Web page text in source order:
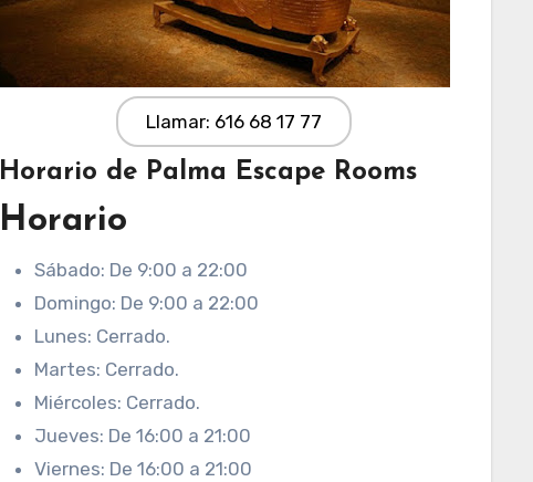
Llamar: 616 68 17 77
Horario de Palma Escape Rooms
Horario
Sábado: De 9:00 a 22:00
Domingo: De 9:00 a 22:00
Lunes: Cerrado.
Martes: Cerrado.
Miércoles: Cerrado.
Jueves: De 16:00 a 21:00
Viernes: De 16:00 a 21:00